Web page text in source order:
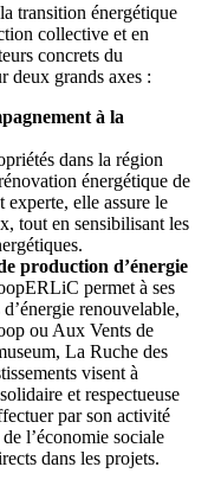
transition énergétique
collective et en
concrets du
deux grands axes :
à la
dans la région
énergétique de
elle assure le
tout en sensibilisant les
production d’énergie
permet à ses
renouvelable,
ou Aux Vents de
La Ruche des
visent à
et respectueuse
par son activité
l’économie sociale
dans les projets.